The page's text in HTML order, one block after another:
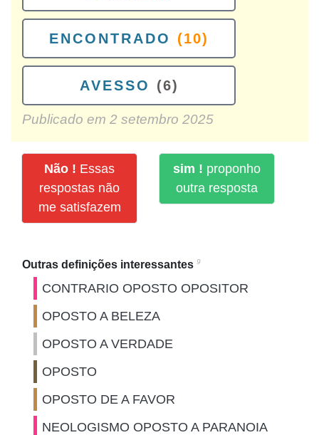
ENCONTRADO (10)
AVESSO (6)
Publicado em 2 setembro 2025
Não ! Essas
respostas não
me satisfazem
sim ! proponho
outra resposta
Outras definições interessantes 9
CONTRARIO OPOSTO OPOSITOR
OPOSTO A BELEZA
OPOSTO A VERDADE
OPOSTO
OPOSTO DE A FAVOR
NEOLOGISMO OPOSTO A PARANOIA